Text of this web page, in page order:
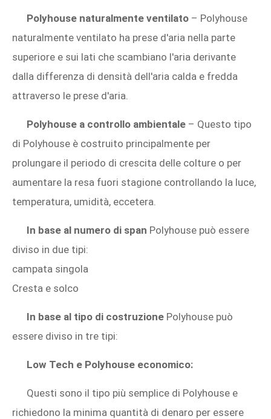
Polyhouse naturalmente ventilato – Polyhouse
naturalmente ventilato ha prese d'aria nella parte
superiore e sui lati che scambiano l'aria derivante
dalla differenza di densità dell'aria calda e fredda
attraverso le prese d'aria.
Polyhouse a controllo ambientale – Questo tipo
di Polyhouse è costruito principalmente per
prolungare il periodo di crescita delle colture o per
aumentare la resa fuori stagione controllando la luce,
temperatura, umidità, eccetera.
In base al numero di span Polyhouse può essere
diviso in due tipi:
campata singola
Cresta e solco
In base al tipo di costruzione Polyhouse può
essere diviso in tre tipi:
Low Tech e Polyhouse economico:
Questi sono il tipo più semplice di Polyhouse e
richiedono la minima quantità di denaro per essere